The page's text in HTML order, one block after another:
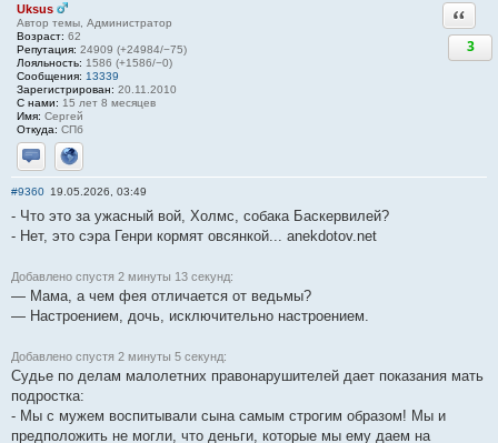
Uksus
Автор темы, Администратор
Возраст: 62
Репутация: 24909 (+24984/−75)
Лояльность: 1586 (+1586/−0)
Сообщения: 13339
Зарегистрирован: 20.11.2010
С нами: 15 лет 8 месяцев
Имя: Сергей
Откуда: СПб
Отправить личное сообщение
Сайт
3
#9360 19.05.2026, 03:49
- Что это за ужасный вой, Холмс, собака Баскервилей?
- Нет, это сэра Генри кормят овсянкой... anekdotov.net
Добавлено спустя 2 минуты 13 секунд:
— Мама, а чем фея отличается от ведьмы?
— Настроением, дочь, исключительно настроением.
Добавлено спустя 2 минуты 5 секунд:
Судье по делам малолетних правонарушителей дает показания мать
подростка:
- Мы с мужем воспитывали сына самым строгим образом! Мы и
предположить не могли, что деньги, которые мы ему даем на